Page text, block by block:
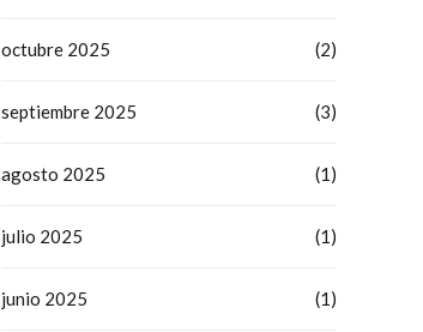
octubre 2025 (2)
septiembre 2025 (3)
agosto 2025 (1)
julio 2025 (1)
junio 2025 (1)